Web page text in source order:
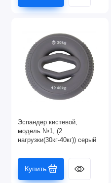
Эспандер кистевой,
модель №1, (2
нагрузки(30кг-40кг)) серый
Купить